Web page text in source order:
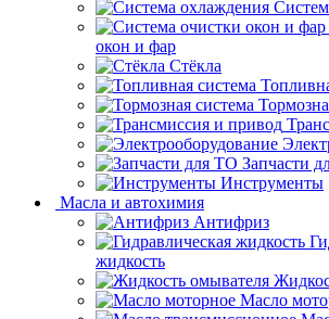
окон и фар
Стёкла
Запчасти
Инструменты
Масла и автохимия
Антифриз
жидкость
Масло